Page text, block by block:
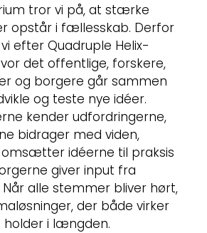
tror vi på, at stærke
opstår i fællesskab. Derfor
efter Quadruple Helix-
det offentlige, forskere,
og borgere går sammen
og teste nye idéer.
kender udfordringerne,
bidrager med viden,
idéerne til praksis
giver input fra
Når alle stemmer bliver hørt,
der både virker
holder i længden.